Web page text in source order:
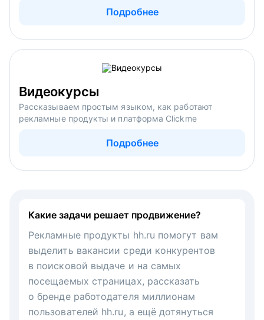
Подробнее
Видеокурсы
Рассказываем простым языком, как работают
рекламные продукты и платформа Clickme
Подробнее
Какие задачи решает продвижение?
Рекламные продукты hh.ru помогут вам
выделить вакансии среди конкурентов
в поисковой выдаче и на самых
посещаемых страницах, рассказать
о бренде работодателя миллионам
пользователей hh.ru, а ещё дотянуться